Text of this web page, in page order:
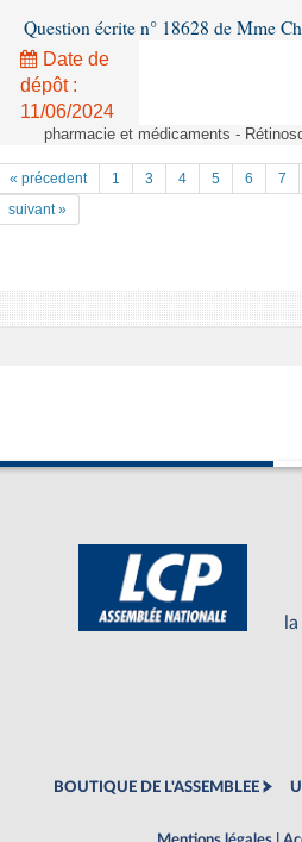
Question écrite n° 18628 de Mme
Date de
dépôt :
11/06/2024
pharmacie et médicaments -
« précedent 1 3 4 5 6 7
suivant »
BOUTIQUE DE L'ASSEMBLEE